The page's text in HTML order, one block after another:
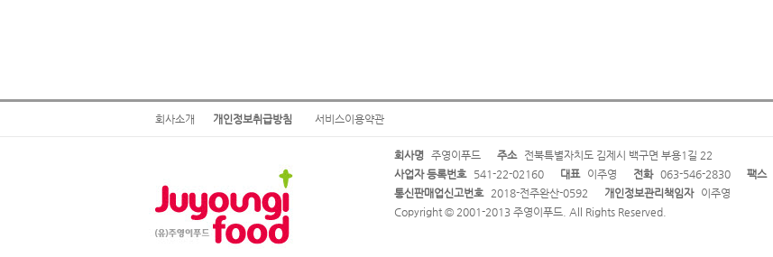
회사소개 개인정보취급방침 서비스이용약관
회사명 주영이푸드 주소
전북특별자치도 김제시 백구면 부용1길 22
사업자 등록번호
541-22-02160 대표 이주영 전화 063-546-2830 팩스
통신판매업신고번호
2018-전주완산-0592 개인정보관리책임자
이주영
Copyright © 2001-2013 주영이푸드. All Rights Reserved.